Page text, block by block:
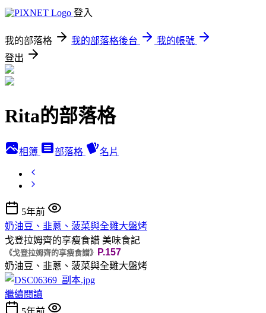
登入
我的部落格 我的部落格後台
我的帳號
登出
Rita的部落格
相簿 部落格 名片
5年前
奶油豆、韭蔥、菠菜與全雞大盤烤
戈登拉姆齊的享瘦食譜 美味食記
《戈登拉姆齊的享瘦食譜》 P.157
奶油豆、韭蔥、菠菜與全雞大盤烤
繼續閱讀